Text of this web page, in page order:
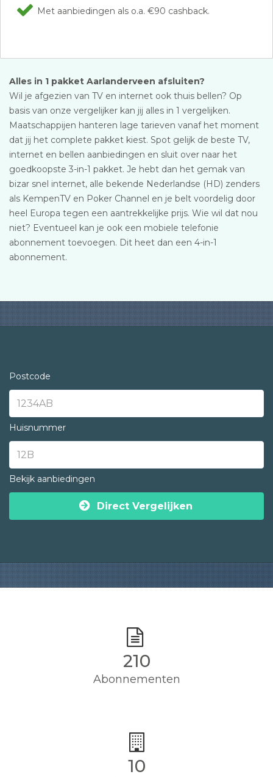
Met aanbiedingen als o.a. €90 cashback.
Alles in 1 pakket Aarlanderveen afsluiten?
Wil je afgezien van TV en internet ook thuis bellen? Op
basis van onze vergelijker kan jij alles in 1 vergelijken.
Maatschappijen hanteren lage tarieven vanaf het moment
dat jij het complete pakket kiest. Spot gelijk de beste TV,
internet en bellen aanbiedingen en sluit over naar het
goedkoopste 3-in-1 pakket. Je hebt dan het gemak van
bizar snel internet, alle bekende Nederlandse (HD) zenders
als KempenTV en Poker Channel en je belt voordelig door
heel Europa tegen een aantrekkelijke prijs. Wie wil dat nou
niet? Eventueel kan je ook een mobiele telefonie
abonnement toevoegen. Dit heet dan een 4-in-1
abonnement.
Postcode
Huisnummer
Bekijk aanbiedingen
Direct Vergelijken
214
Abonnementen
10